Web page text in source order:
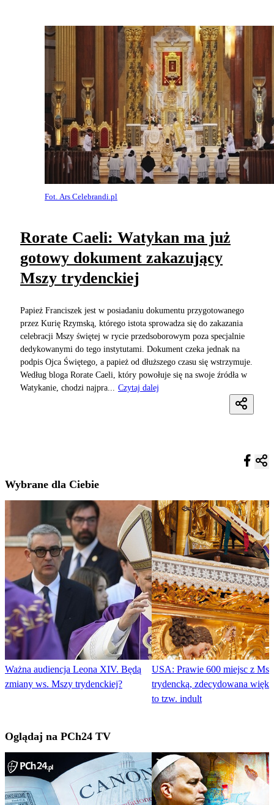
Fot. Ars Celebrandi.pl
Rorate Caeli: Watykan ma już
gotowy dokument zakazujący
Mszy trydenckiej
Papież Franciszek jest w posiadaniu dokumentu przygotowanego
przez Kurię Rzymską, którego istota sprowadza się do zakazania
celebracji Mszy świętej w rycie przedsoborowym poza specjalnie
dedykowanymi do tego instytutami. Dokument czeka jednak na
podpis Ojca Świętego, a papież od dłuższego czasu się wstrzymuje.
Według bloga Rorate Caeli, który powołuje się na swoje źródła w
Watykanie, chodzi najpra...
Czytaj dalej
Wybrane dla Ciebie
Ważna audiencja Leona XIV. Będą
zmiany ws. Mszy trydenckiej?
USA: Prawie 600 miejsc z
trydencką, zdecydowana
to tzw. indult
Oglądaj na PCh24 TV